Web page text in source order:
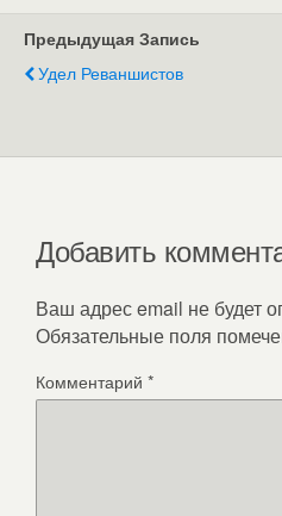
Предыдущая Запись
Удел Реваншистов
Добавить
Ваш адрес email не будет
Обязательные поля
Комментарий *